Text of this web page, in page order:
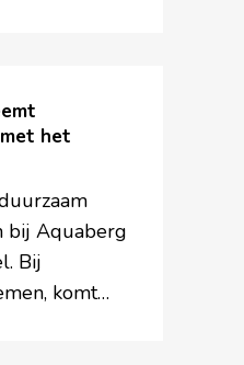
het
bij Aquaberg
Bij
komt…